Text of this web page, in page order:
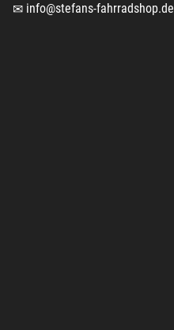
info@stefans-fahrradshop.de